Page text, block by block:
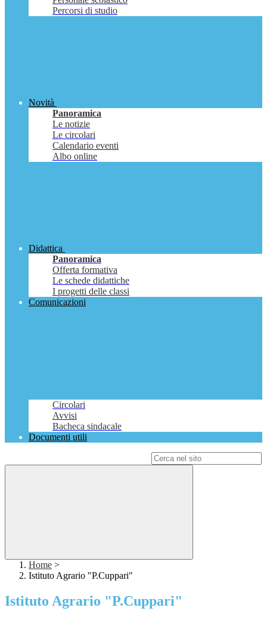
Percorsi di studio
Novità
Panoramica
Le notizie
Le circolari
Calendario eventi
Albo online
Didattica
Panoramica
Offerta formativa
Le schede didattiche
I progetti delle classi
Comunicazioni
Circolari
Avvisi
Bacheca sindacale
Documenti utili
Home >
Istituto Agrario "P.Cuppari"
Istituto Agrario "P.Cuppari"